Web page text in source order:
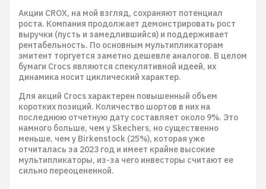
Акции CROX, на мой взгляд, сохраняют потенциал
роста. Компания продолжает демонстрировать рост
выручки (пусть и замедлившийся) и поддерживает
рентабельность. По основным мультипликаторам
эмитент торгуется заметно дешевле аналогов. В целом
бумаги Crocs являются спекулятивной идеей, их
динамика носит циклический характер.
Для акций Crocs характерен повышенный объем
коротких позиций. Количество шортов в них на
последнюю отчетную дату составляет около 9%. Это
намного больше, чем у Skechers, но существенно
меньше, чем у Birkenstock (25%), которая уже
отчиталась за 2023 год и имеет крайне высокие
мультипликаторы, из-за чего инвесторы считают ее
сильно переоцененной.